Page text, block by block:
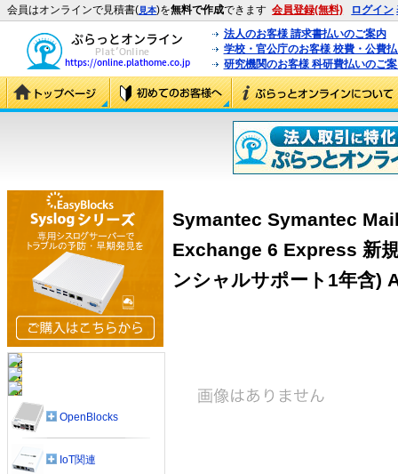
会員はオンラインで見積書(見本)を無料で作成できます 会員登録(無料) ログイン
法人のお客様 請求書払いのご案内
学校・官公庁のお客様 校費・公費
研究機関のお客様 科研費払いのご
Symantec Symantec
Exchange 6 Express 新
ンシャルサポート1年含)
OpenBlocks
IoT関連